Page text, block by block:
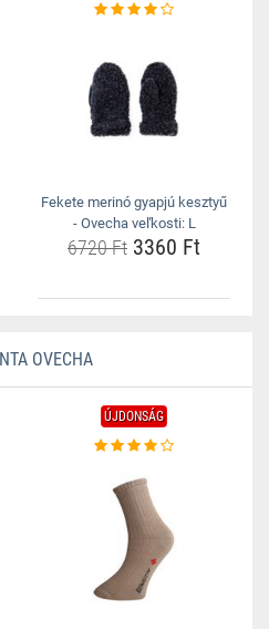
Fekete merinó gyapjú kesztyű
- Ovecha veľkosti: L
6720 Ft 3360 Ft
OVECHA
ÚJDONSÁG